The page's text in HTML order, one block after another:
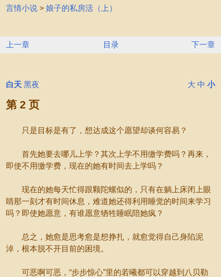
言情小说 > 娘子的私房活（上）
上一章 目录 下一章
白天 黑夜 大 中 小
第 2 页
只是目标是有了，想达成这个愿望却谈何容易？
首先她要去哪儿上学？其次上学不用缴学费吗？再来，
即使不用缴学费，现在的她有时间去上学吗？
现在的她每天忙得跟颗陀螺似的，只有在躺上床闭上眼
睛那一刻才有时间休息，难道她还得利用睡觉的时间来学习
吗？即使她愿意，有谁愿意牺牲睡眠陪她疯？
总之，她愈是思考愈是想挣扎，就愈觉得自己身陷泥
淖，根本脱不开目前的困境。
可恶啊可恶，“步步惊心”里的若曦都可以穿越到八贝勒